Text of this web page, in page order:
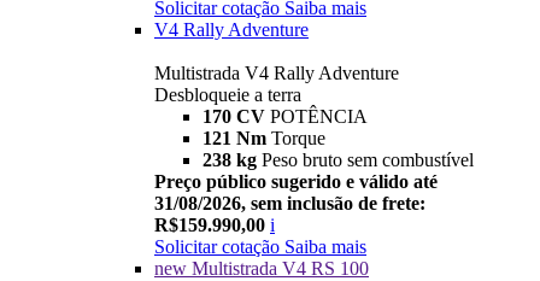
Solicitar cotação Saiba mais
V4 Rally Adventure
Multistrada V4 Rally Adventure
Desbloqueie a terra
170 CV POTÊNCIA
121 Nm Torque
238 kg Peso bruto sem combustível
Preço público sugerido e válido até
31/08/2026, sem inclusão de frete:
R$159.990,00 i
Solicitar cotação Saiba mais
new Multistrada V4 RS 100